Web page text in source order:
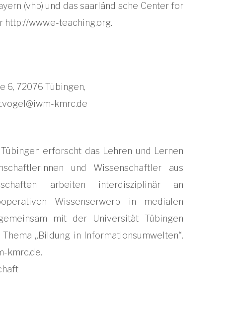
(vhb) und das saarländische Center for
http://www.e-teaching.org.
6, 72076 Tübingen,
kmrc.de
erforscht das Lehren und Lernen
und Wissenschaftler aus
arbeiten interdisziplinär an
Wissenserwerb in medialen
mit der Universität Tübingen
„Bildung in Informationsumwelten“.
kmrc.de.